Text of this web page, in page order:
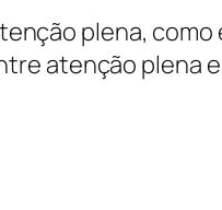
plena,
atenção plena